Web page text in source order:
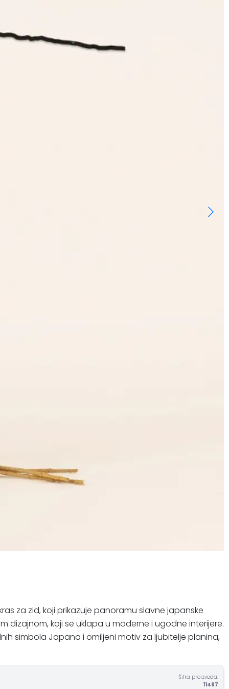
za zid, koji prikazuje panoramu slavne japanske
dizajnom, koji se uklapa u moderne i ugodne interijere.
simbola Japana i omiljeni motiv za ljubitelje planina,
Šifra proizvoda:
11497